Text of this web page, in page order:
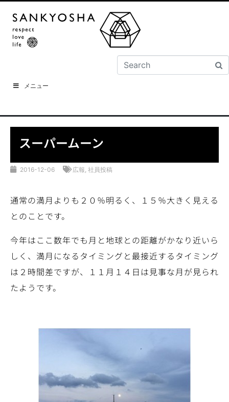
メニュー
スーパームーン
2016-12-06 広報, 社員投稿
通常の満月よりも２０％明るく、１５％大きく見える
とのことです。
今年はここ数年でも月と地球との距離がかなり近いら
しく、満月になるタイミングと最接近するタイミング
は２時間差ですが、１１月１４日は見事な月が見られ
たようです。